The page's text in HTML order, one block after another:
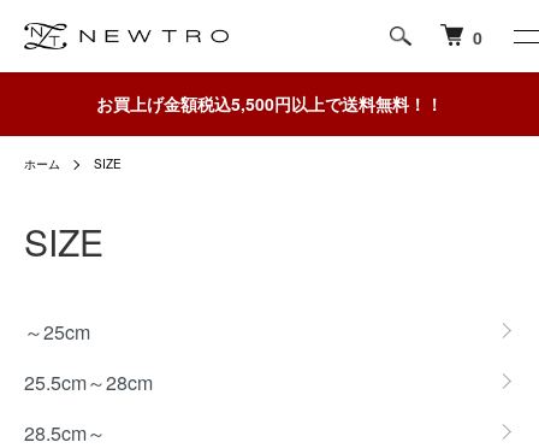
0
お買上げ金額税込5,500円以上で送料無料！！
ホーム SIZE
SIZE
～25cm
25.5cm～28cm
28.5cm～